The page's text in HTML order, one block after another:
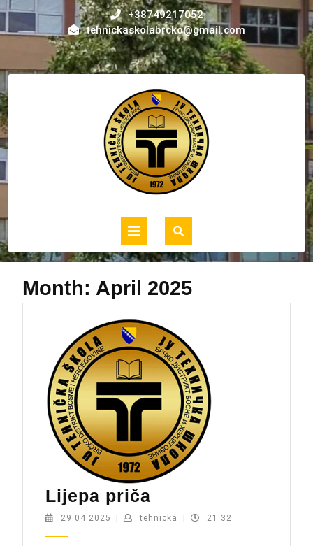
Skip
content
+38749217052
tehnickaskolabrcko@gmail.com
Open
Button
Month: April 2025
Lijepa priča
priča
29.04.2025 29.04.2025
| tehnicka tehnicka
| 21:32